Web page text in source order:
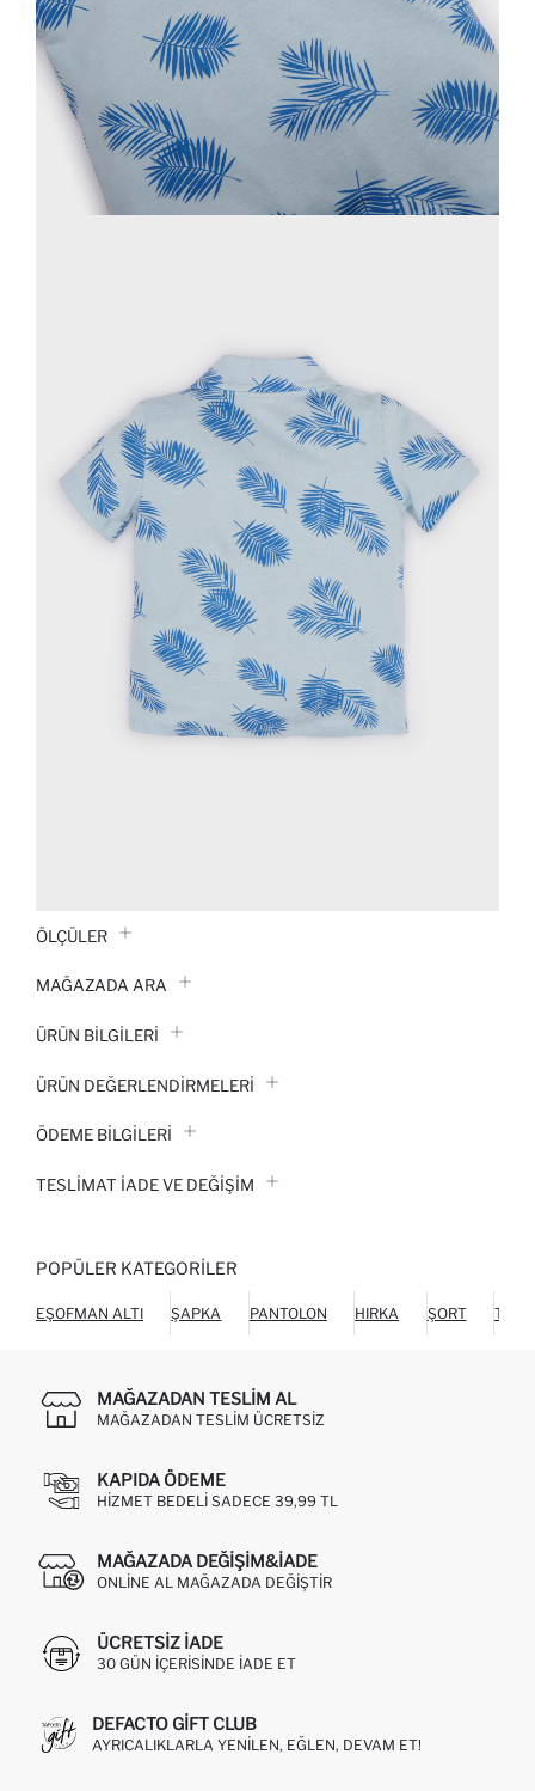
ÖLÇÜLER
MAĞAZADA ARA
ÜRÜN BILGILERI
ÜRÜN DEĞERLENDİRMELERİ
ÖDEME BİLGİLERİ
TESLIMAT İADE VE DEĞIŞIM
POPÜLER KATEGORILER
EŞOFMAN ALTI ŞAPKA PANTOLON HIRKA ŞORT
MAĞAZADAN TESLIM AL
MAĞAZADAN TESLIM ÜCRETSIZ
KAPIDA ÖDEME
HIZMET BEDELI SADECE 39,99 TL
MAĞAZADA DEĞIŞIM&İADE
ONLINE AL MAĞAZADA DEĞIŞTIR
ÜCRETSIZ IADE
30 GÜN IÇERISINDE IADE ET
DEFACTO GIFT CLUB
AYRICALIKLARLA YENILEN, EĞLEN, DEVAM ET!